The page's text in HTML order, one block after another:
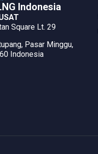
Indonesia​
Square Lt. 29
Pasar Minggu,
Indonesia